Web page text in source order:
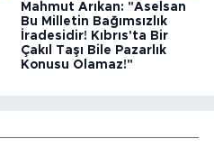
Mahmut Arıkan: "Aselsan
Bu Milletin Bağımsızlık
İradesidir! Kıbrıs'ta Bir
Çakıl Taşı Bile Pazarlık
Konusu Olamaz!"